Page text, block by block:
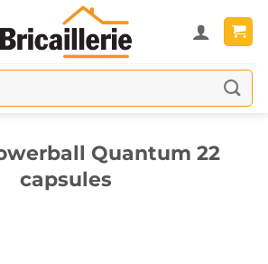
Quantum 22
capsules